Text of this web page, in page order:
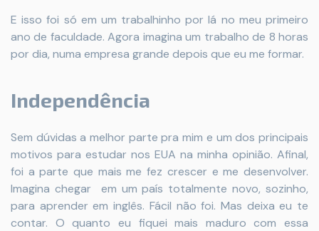
E isso foi só em um trabalhinho por lá no meu primeiro
ano de faculdade. Agora imagina um trabalho de 8 horas
por dia, numa empresa grande depois que eu me formar.
Independência
Sem dúvidas a melhor parte pra mim e um dos principais
motivos para estudar nos EUA na minha opinião. Afinal,
foi a parte que mais me fez crescer e me desenvolver.
Imagina chegar em um país totalmente novo, sozinho,
para aprender em inglês. Fácil não foi. Mas deixa eu te
contar. O quanto eu fiquei mais maduro com essa